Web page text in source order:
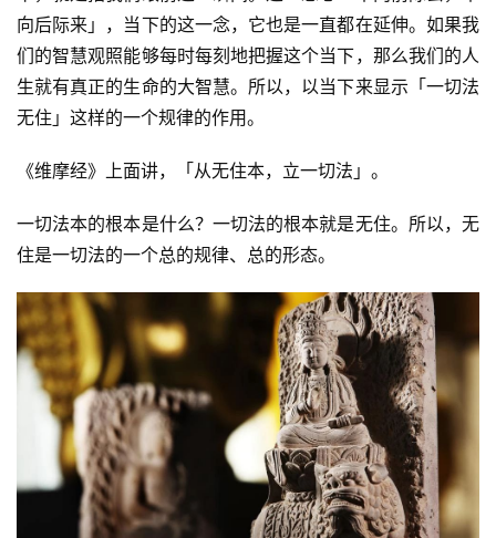
院
巡
礼
视
频
纪
录
佛
教
艺
术
向后际来」，当下的这一念，它也是一直都在延伸。如果我
们的智慧观照能够每时每刻地把握这个当下，那么我们的人
生就有真正的生命的大智慧。所以，以当下来显示「一切法
无住」这样的一个规律的作用。
《维摩经》上面讲，「从无住本，立一切法」。
一切法本的根本是什么？一切法的根本就是无住。所以，无
住是一切法的一个总的规律、总的形态。